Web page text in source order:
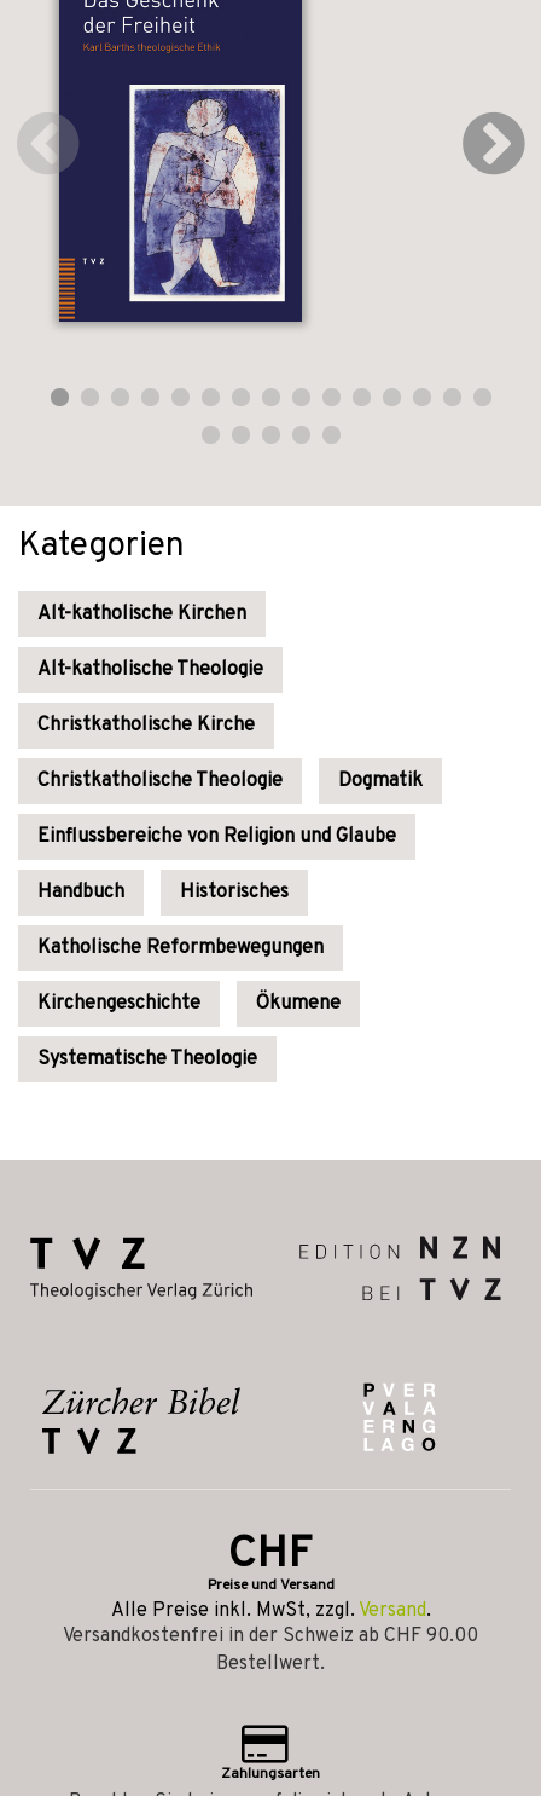
Kategorien
Alt-katholische Kirchen
Alt-katholische Theologie
Christkatholische Kirche
Christkatholische Theologie Dogmatik
Einflussbereiche von Religion und Glaube
Handbuch Historisches
Katholische Reformbewegungen
Kirchengeschichte Ökumene
Systematische Theologie
CHF
Preise und Versand
Alle Preise inkl. MwSt, zzgl. Versand.
Versandkostenfrei in der Schweiz ab CHF 90.00
Bestellwert.
Zahlungsarten